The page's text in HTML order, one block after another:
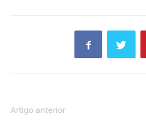
Artigo anterior